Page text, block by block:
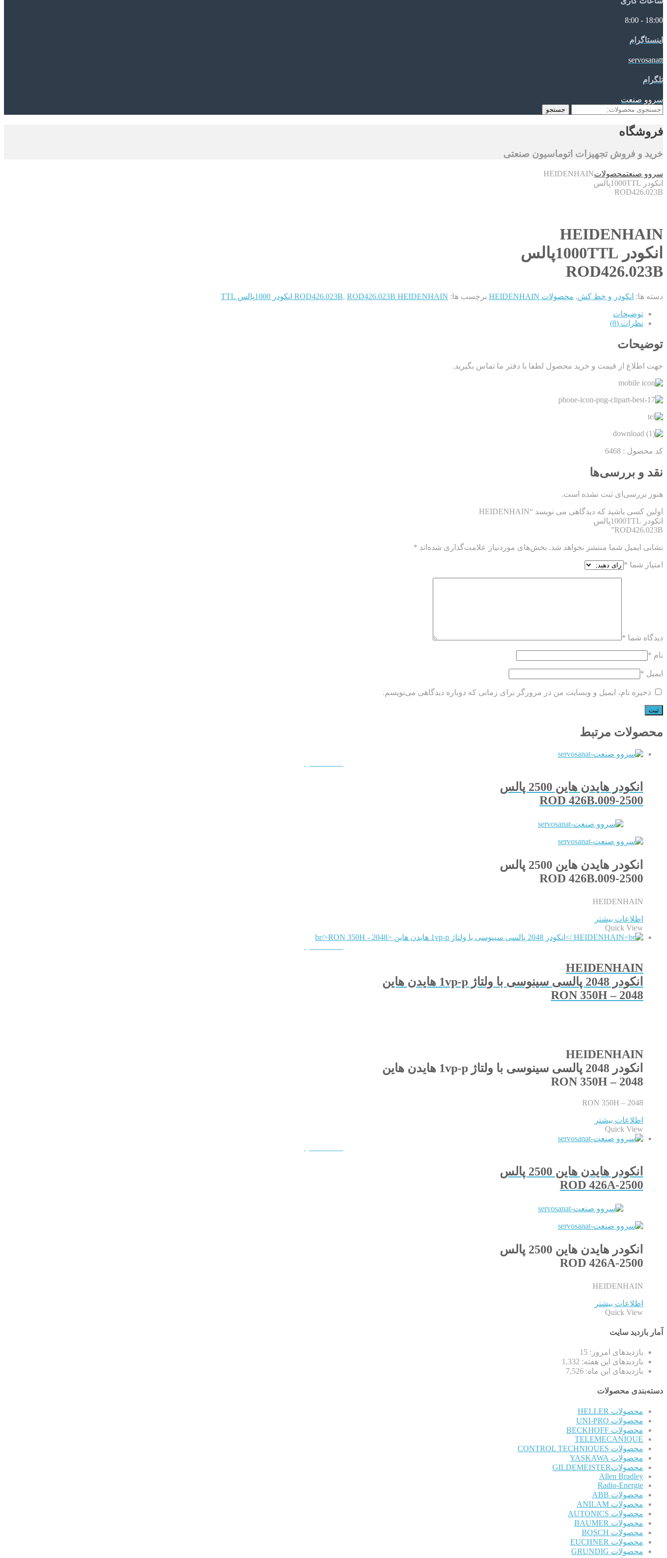
18:00 - 8:00
اینستاگرام
servosanatt
تلگرام
سروو صنعت
جستجو
جستجو
فروشگاه
خرید و فروش تجهیزات اتوماسیون صنعتی
سروو صنعتمحصولاتHEIDENHAIN
انکودر 1000TTLپالس
ROD426.023B
HEIDENHAIN
انکودر 1000TTLپالس
ROD426.023B
دسته ها: انکودر و خط کش, محصولات HEIDENHAIN برچسب ها: ROD426.023B, ROD426.023B HEIDENHAIN انکودر 1000پالس TTL
توضیحات
نظرات (0)
توضیحات
جهت اطلاع از قیمت و خرید محصول لطفا با دفتر ما تماس بگیرید.
کد محصول : 6468
نقد و بررسی‌ها
هنوز بررسی‌ای ثبت نشده است.
اولین کسی باشید که دیدگاهی می نویسد “HEIDENHAIN
انکودر 1000TTLپالس
ROD426.023B”
نشانی ایمیل شما منتشر نخواهد شد. بخش‌های موردنیاز علامت‌گذاری شده‌اند *
امتیاز شما *
دیدگاه شما *
نام *
ایمیل *
ذخیره نام، ایمیل و وبسایت من در مرورگر برای زمانی که دوباره دیدگاهی می‌نویسم.
محصولات مرتبط
انکودر هایدن هاین 2500 پالس
ROD 426B.009-2500
انکودر هایدن هاین 2500 پالس
ROD 426B.009-2500
HEIDENHAIN
اطلاعات بیشتر
Quick View
HEIDENHAIN
انکودر 2048 پالسی سینوسی با ولتاژ 1vp-p هایدن هاین
RON 350H – 2048
HEIDENHAIN
انکودر 2048 پالسی سینوسی با ولتاژ 1vp-p هایدن هاین
RON 350H – 2048
RON 350H – 2048
اطلاعات بیشتر
Quick View
انکودر هایدن هاین 2500 پالس
ROD 426A-2500
انکودر هایدن هاین 2500 پالس
ROD 426A-2500
HEIDENHAIN
اطلاعات بیشتر
Quick View
آمار بازدید سایت
بازدیدهای امروز: 15
بازدیدهای این هفته: 1,332
بازدیدهای این ماه: 7,526
دسته‌بندی محصولات
محصولات HELLER
محصولات UNI-PRO
محصولات BECKHOFF
TELEMECANIQUE
محصولات CONTROL TECHNIQUES
محصولات YASKAWA
محصولاتGILDEMEISTER
Allen Bradley
Radio-Energie
محصولات ABB
محصولات ANILAM
محصولات AUTONICS
محصولات BAUMER
محصولات BOSCH
محصولات EUCHNER
محصولات GRUNDIG